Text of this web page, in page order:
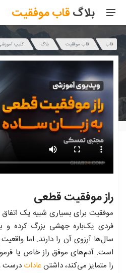
بلاگقابموفقیت
قاب قاب موفقیت بلاگ کلیپ
راز موفقیت قطعی
موفقیت برای بسیاری شبیه یک
فردی یک‌باره جهشی بزرگ کرده و
سال‌ها آرزوی آن را دارند. اما
است. آدم‌های موفق راز خاص یا
را متمایز می‌کند، داشتنعادات درست